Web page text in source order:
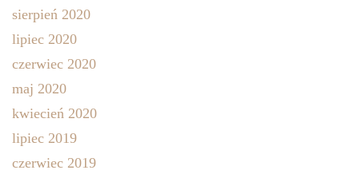
sierpień 2020
lipiec 2020
czerwiec 2020
maj 2020
kwiecień 2020
lipiec 2019
czerwiec 2019